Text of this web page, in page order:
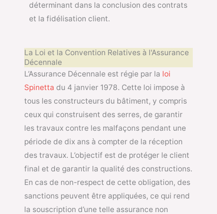
déterminant dans la conclusion des contrats
et la fidélisation client.
La Loi et la Convention Relatives à l'Assurance
Décennale
L’Assurance Décennale est régie par la loi
Spinetta du 4 janvier 1978. Cette loi impose à
tous les constructeurs du bâtiment, y compris
ceux qui construisent des serres, de garantir
les travaux contre les malfaçons pendant une
période de dix ans à compter de la réception
des travaux. L’objectif est de protéger le client
final et de garantir la qualité des constructions.
En cas de non-respect de cette obligation, des
sanctions peuvent être appliquées, ce qui rend
la souscription d’une telle assurance non